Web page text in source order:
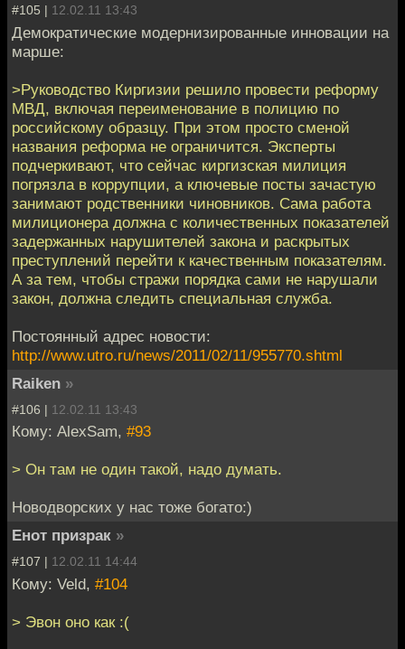
#105 | 12.02.11 13:43
Демократические модернизированные инновации на
марше:
>Руководство Киргизии решило провести реформу
МВД, включая переименование в полицию по
российскому образцу. При этом просто сменой
названия реформа не ограничится. Эксперты
подчеркивают, что сейчас киргизская милиция
погрязла в коррупции, а ключевые посты зачастую
занимают родственники чиновников. Сама работа
милиционера должна с количественных показателей
задержанных нарушителей закона и раскрытых
преступлений перейти к качественным показателям.
А за тем, чтобы стражи порядка сами не нарушали
закон, должна следить специальная служба.
Постоянный адрес новости:
http://www.utro.ru/news/2011/02/11/955770.shtml
Raiken »
#106 | 12.02.11 13:43
Кому: AlexSam, #93
> Он там не один такой, надо думать.
Новодворских у нас тоже богато:)
Енот призрак »
#107 | 12.02.11 14:44
Кому: Veld, #104
> Эвон оно как :(